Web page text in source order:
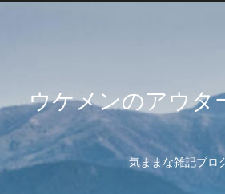
ウケメンのアウタ
気ままな雑記ブロ